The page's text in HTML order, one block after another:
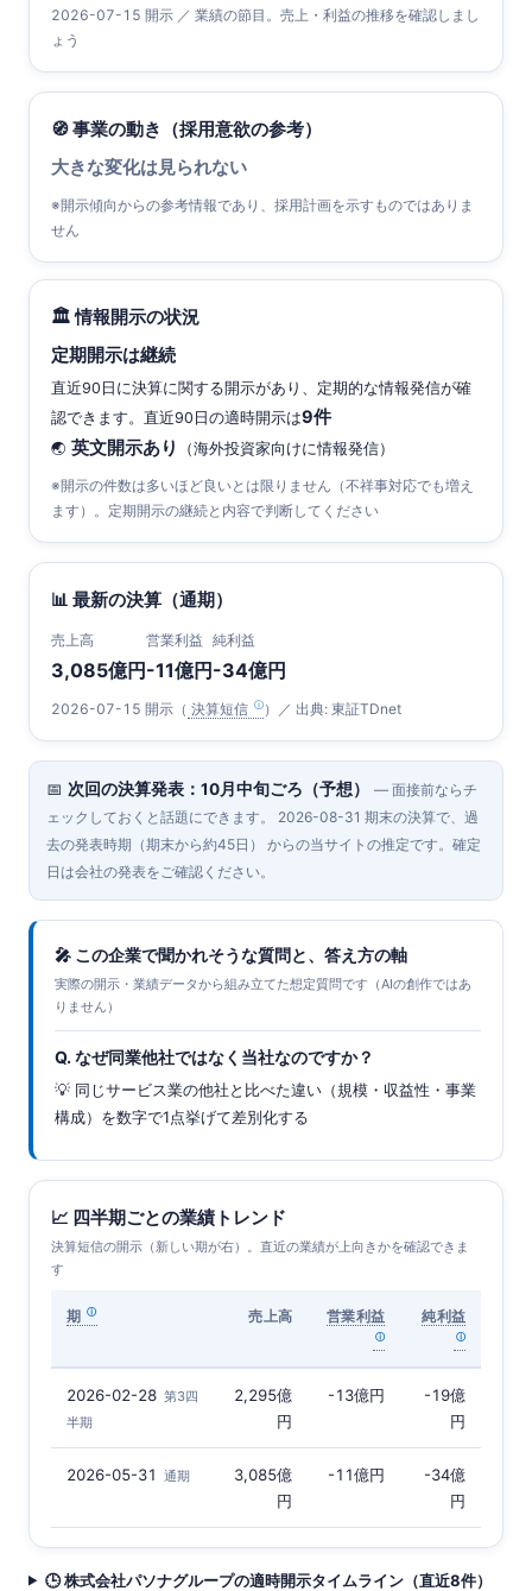
2026-07-15 開示 ／ 業績の節目。売上・利益の推移を確認しまし
ょう
🧭 事業の動き（採用意欲の参考）
大きな変化は見られない
※開示傾向からの参考情報であり、採用計画を示すものではありま
せん
🏛 情報開示の状況
定期開示は継続
直近90日に決算に関する開示があり、定期的な情報発信が確
認できます。直近90日の適時開示は9件
🌏 英文開示あり （海外投資家向けに情報発信）
※開示の件数は多いほど良いとは限りません（不祥事対応でも増え
ます）。定期開示の継続と内容で判断してください
📊 最新の決算（通期）
売上高
3,085億円
営業利益
-11億円
純利益
-34億円
2026-07-15 開示（ 決算短信 ）／ 出典: 東証TDnet
📅 次回の決算発表：10月中旬ごろ（予想）
— 面接前ならチ
ェックしておくと話題にできます。 2026-08-31 期末の決算で、過
去の発表時期（期末から約45日） からの当サイトの推定です。確定
日は会社の発表をご確認ください。
🎤 この企業で聞かれそうな質問と、答え方の軸
実際の開示・業績データから組み立てた想定質問です（AIの創作ではあ
りません）
Q. なぜ同業他社ではなく当社なのですか？
💡 同じサービス業の他社と比べた違い（規模・収益性・事業
構成）を数字で1点挙げて差別化する
📈 四半期ごとの業績トレンド
決算短信の開示（新しい期が右）。直近の業績が上向きかを確認できま
す
期 売上高 営業利益 純利益
2026-02-28 第3四
半期
2,295億
円
-13億円
-19億
円
2026-05-31 通期
3,085億
円
-11億円
-34億
円
🕒 株式会社パソナグループの適時開示タイムライン（直近8件）